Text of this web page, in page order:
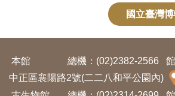
國立臺灣
本館 總機：(02)2382-2566
中正區襄陽路2號(二二八和平公園內)